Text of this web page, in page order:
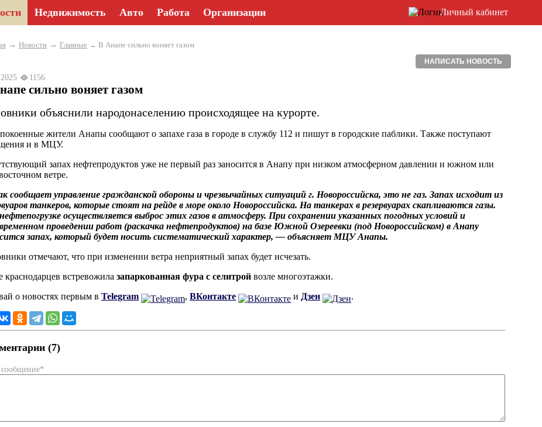
Недвижимость Авто Работа Организации Личный кабинет
→ Новости → Главные → В Анапе сильно воняет газом
НАПИСАТЬ НОВОСТЬ
1156
сильно воняет газом
объяснили народонаселению происходящее на курорте.
жители Анапы сообщают о запахе газа в городе в службу 112 и пишут в городские паблики. Также поступают
и в МЦУ.
запах нефтепродуктов уже не первый раз заносится в Анапу при низком атмосферном давлении и южном или
ветре.
сообщает управление гражданской обороны и чрезвычайных ситуаций г. Новороссийска, это не газ. Запах исходит из
танкеров, которые стоят на рейде в море около Новороссийска. На танкерах в резервуарах скапливаются газы.
осуществляется выброс этих газов в атмосферу. При сохранении указанных погодных условий и
проведении работ (раскачка нефтепродуктов) на базе Южной Озереевки (под Новороссийском) в Анапу
запах, который будет носить систематический характер, — объясняет МЦУ Анапы.
отмечают, что при изменении ветра неприятный запах будет исчезать.
краснодарцев встревожила запаркованная фура с селитрой возле многоэтажки.
о новостях первым в Telegram , ВКонтакте и Дзен .
(7)